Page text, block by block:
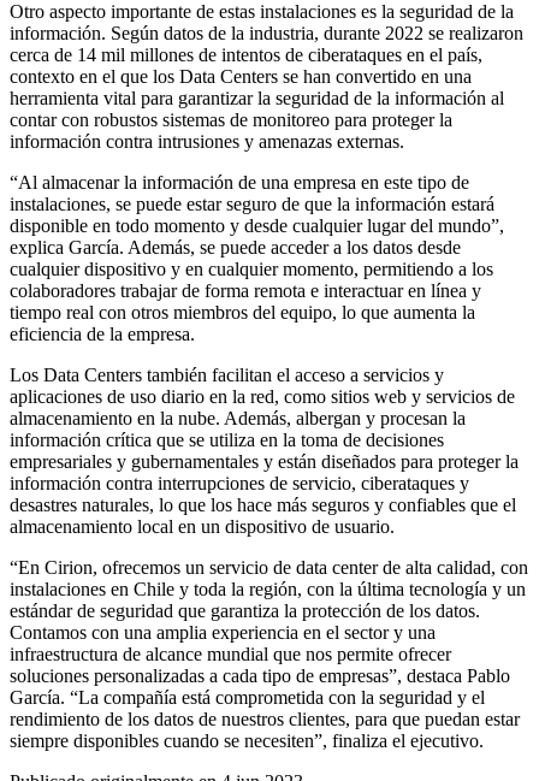
Otro aspecto importante de estas instalaciones es la seguridad de la
información. Según datos de la industria, durante 2022 se realizaron
cerca de 14 mil millones de intentos de ciberataques en el país,
contexto en el que los Data Centers se han convertido en una
herramienta vital para garantizar la seguridad de la información al
contar con robustos sistemas de monitoreo para proteger la
información contra intrusiones y amenazas externas.
“Al almacenar la información de una empresa en este tipo de
instalaciones, se puede estar seguro de que la información estará
disponible en todo momento y desde cualquier lugar del mundo”,
explica García. Además, se puede acceder a los datos desde
cualquier dispositivo y en cualquier momento, permitiendo a los
colaboradores trabajar de forma remota e interactuar en línea y
tiempo real con otros miembros del equipo, lo que aumenta la
eficiencia de la empresa.
Los Data Centers también facilitan el acceso a servicios y
aplicaciones de uso diario en la red, como sitios web y servicios de
almacenamiento en la nube. Además, albergan y procesan la
información crítica que se utiliza en la toma de decisiones
empresariales y gubernamentales y están diseñados para proteger la
información contra interrupciones de servicio, ciberataques y
desastres naturales, lo que los hace más seguros y confiables que el
almacenamiento local en un dispositivo de usuario.
“En Cirion, ofrecemos un servicio de data center de alta calidad, con
instalaciones en Chile y toda la región, con la última tecnología y un
estándar de seguridad que garantiza la protección de los datos.
Contamos con una amplia experiencia en el sector y una
infraestructura de alcance mundial que nos permite ofrecer
soluciones personalizadas a cada tipo de empresas”, destaca Pablo
García. “La compañía está comprometida con la seguridad y el
rendimiento de los datos de nuestros clientes, para que puedan estar
siempre disponibles cuando se necesiten”, finaliza el ejecutivo.